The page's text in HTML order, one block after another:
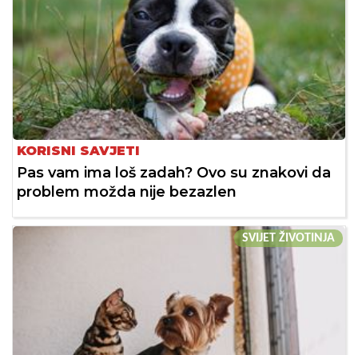
KORISNI SAVJETI
Pas vam ima loš zadah? Ovo su znakovi da
problem možda nije bezazlen
SVIJET ŽIVOTINJA